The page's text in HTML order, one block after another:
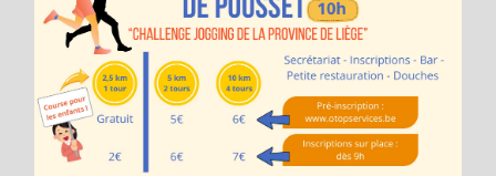
Règlement
Inscription
Classements